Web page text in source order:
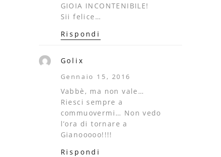
GIOIA INCONTENIBILE!
Sii felice…
Rispondi
Golix
Gennaio 15, 2016
Vabbè, ma non vale…
Riesci sempre a
commuovermi… Non vedo
l’ora di tornare a
Gianooooo!!!!
Rispondi